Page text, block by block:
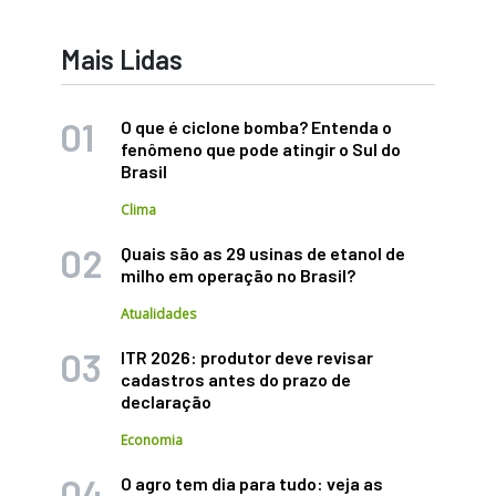
Mais Lidas
O que é ciclone bomba? Entenda o
fenômeno que pode atingir o Sul do
Brasil
Clima
Quais são as 29 usinas de etanol de
milho em operação no Brasil?
Atualidades
ITR 2026: produtor deve revisar
cadastros antes do prazo de
declaração
Economia
O agro tem dia para tudo: veja as